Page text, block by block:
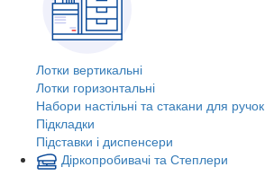
Лотки вертикальні
Лотки горизонтальні
Набори настільні та стакани для ручок
Підкладки
Підставки і диспенсери
Діркопробивачі та Степлери